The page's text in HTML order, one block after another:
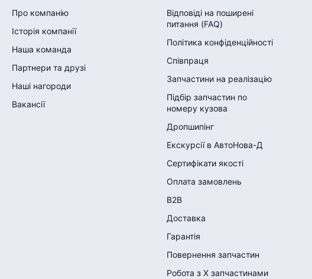
Про компанію
Історія компанії
Наша команда
Партнери та друзі
Наші нагороди
Вакансії
Відповіді на поширені
питання (FAQ)
Політика конфіденційності
Співпраця
Запчастини на реалізацію
Підбір запчастин по
номеру кузова
Дропшипінг
Екскурсії в АвтоНова-Д
Сертифікати якості
Оплата замовлень
B2B
Доставка
Гарантія
Повернення запчастин
Робота з Х запчастинами